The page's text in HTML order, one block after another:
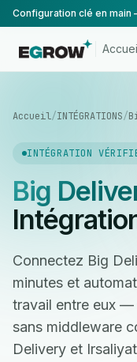
Accueil/INTÉGRATIONS/
INTÉGRATION
Big
Connectez Big
minutes et
travail entre eux —
sans middleware
Delivery et